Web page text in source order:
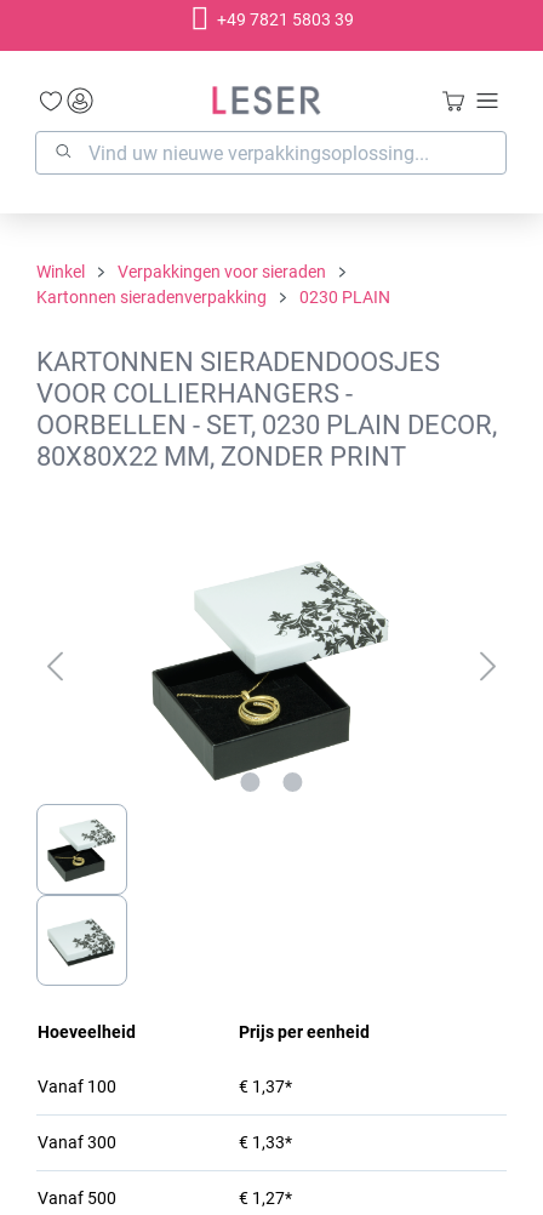
+49 7821 5803 39
Winkel
Verpakkingen voor sieraden
Kartonnen sieradenverpakking
0230 PLAIN
KARTONNEN SIERADENDOOSJES
VOOR COLLIERHANGERS -
OORBELLEN - SET, 0230 PLAIN DECOR,
80X80X22 MM, ZONDER PRINT
Hoeveelheid Prijs per eenheid
Vanaf 100 € 1,37*
Vanaf300 € 1,33*
Vanaf 500 € 1,27*